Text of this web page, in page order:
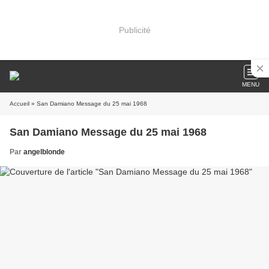
Publicité
MENU
Accueil » San Damiano Message du 25 mai 1968
San Damiano Message du 25 mai 1968
Par angelblonde